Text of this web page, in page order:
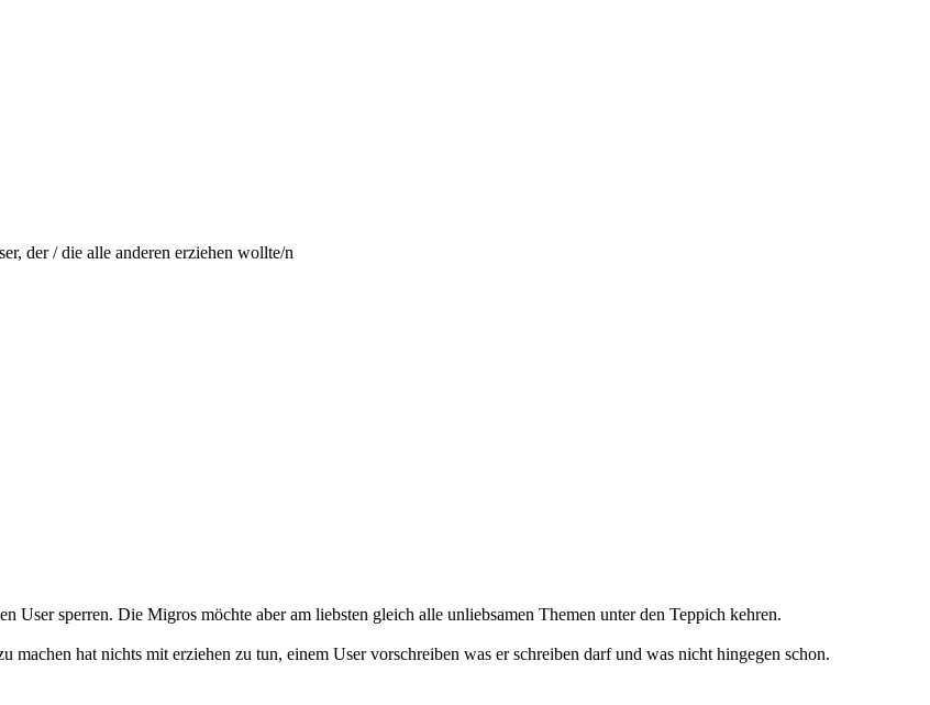
der / die alle anderen erziehen wollte/n
User sperren. Die Migros möchte aber am liebsten gleich alle unliebsamen Themen unter den Teppich kehren.
hat nichts mit erziehen zu tun, einem User vorschreiben was er schreiben darf und was nicht hingegen schon.